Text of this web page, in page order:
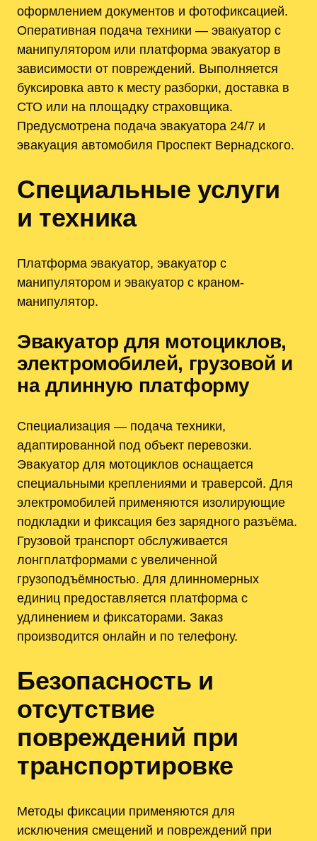
оформлением документов и фотофиксацией.
Оперативная подача техники — эвакуатор с
манипулятором или платформа эвакуатор в
зависимости от повреждений. Выполняется
буксировка авто к месту разборки, доставка в
СТО или на площадку страховщика.
Предусмотрена подача эвакуатора 24/7 и
эвакуация автомобиля Проспект Вернадского.
Специальные услуги
и техника
Платформа эвакуатор, эвакуатор с
манипулятором и эвакуатор с краном-
манипулятор.
Эвакуатор для мотоциклов,
электромобилей, грузовой и
на длинную платформу
Специализация — подача техники,
адаптированной под объект перевозки.
Эвакуатор для мотоциклов оснащается
специальными креплениями и траверсой. Для
электромобилей применяются изолирующие
подкладки и фиксация без зарядного разъёма.
Грузовой транспорт обслуживается
лонгплатформами с увеличенной
грузоподъёмностью. Для длинномерных
единиц предоставляется платформа с
удлинением и фиксаторами. Заказ
производится онлайн и по телефону.
Безопасность и
отсутствие
повреждений при
транспортировке
Методы фиксации применяются для
исключения смещений и повреждений при